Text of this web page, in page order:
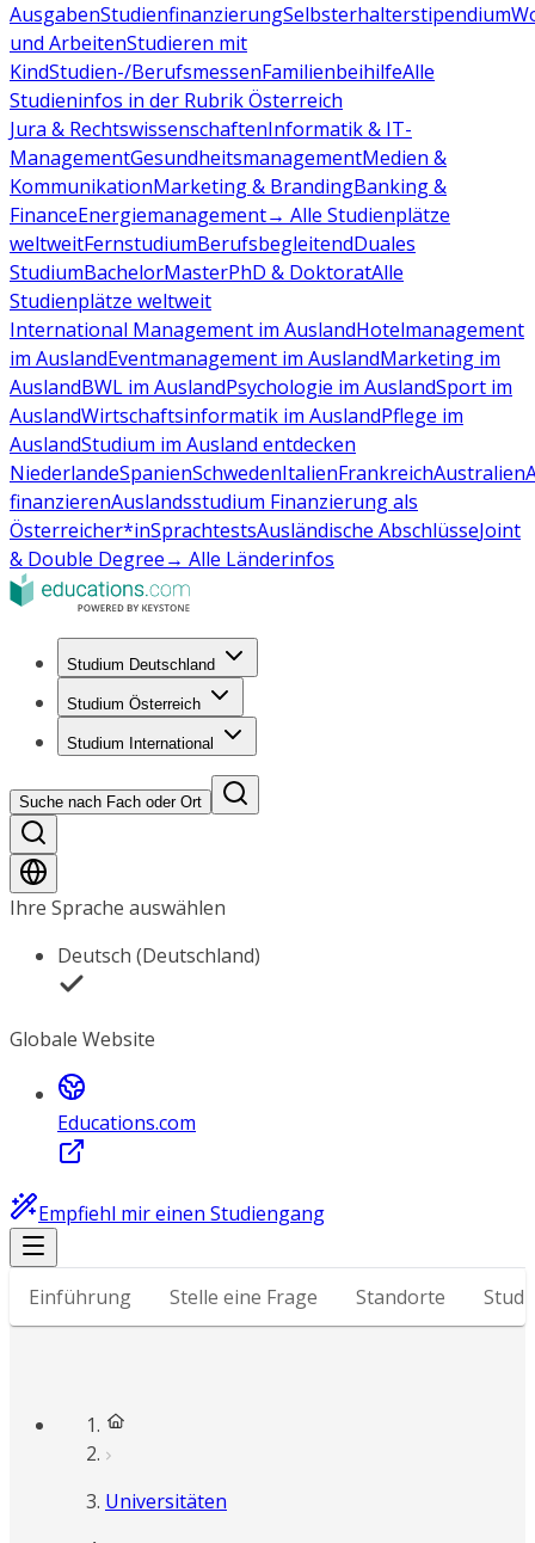
AusgabenStudienfinanzierungSelbsterhalterstipendium
und ArbeitenStudieren mit
KindStudien-/BerufsmessenFamilienbeihilfeAlle
Studieninfos in der Rubrik Österreich
Jura & RechtswissenschaftenInformatik & IT-
ManagementGesundheitsmanagementMedien &
KommunikationMarketing & BrandingBanking &
FinanceEnergiemanagement→ Alle Studienplätze
weltweitFernstudiumBerufsbegleitendDuales
StudiumBachelorMasterPhD & DoktoratAlle
Studienplätze weltweit
International Management im AuslandHotelmanagement
im AuslandEventmanagement im AuslandMarketing im
AuslandBWL im AuslandPsychologie im AuslandSport im
AuslandWirtschaftsinformatik im AuslandPflege im
AuslandStudium im Ausland entdecken
NiederlandeSpanienSchwedenItalienFrankreichAustralien
finanzierenAuslandsstudium Finanzierung als
Österreicher*inSprachtestsAusländische AbschlüsseJoint
& Double Degree→ Alle Länderinfos
Studium Deutschland
Studium Österreich
Studium International
Suche nach Fach oder Ort
Ihre Sprache auswählen
Deutsch (Deutschland)
Globale Website
Educations.com
Empfiehl mir einen Studiengang
Einführung Stelle eine Frage Standorte
Universitäten